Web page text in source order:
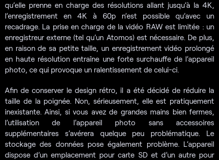
qu’elle prenne en charge des résolutions allant jusqu’à la 4K,
l’enregistrement en 4K à 60p n’est possible qu’avec un
recadrage. La prise en charge de la vidéo RAW est limitée : un
enregistreur externe (tel qu’un Atomos) est nécessaire. De plus,
en raison de sa petite taille, un enregistrement vidéo prolongé
en haute résolution entraîne une forte surchauffe de l’appareil
photo, ce qui provoque un ralentissement de celui-ci.
Afin de conserver le design rétro, il a été décidé de réduire la
taille de la poignée. Non, sérieusement, elle est pratiquement
inexistante. Ainsi, si vous avez de grandes mains bien fermes,
l’utilisation de l’appareil photo sans accessoires
supplémentaires s’avérera quelque peu problématique. Le
stockage des données pose également problème. L’appareil
dispose d’un emplacement pour carte SD et d’un autre pour